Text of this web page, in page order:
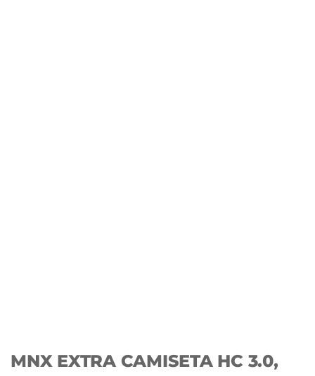
MNX EXTRA CAMISETA HC 3.0,